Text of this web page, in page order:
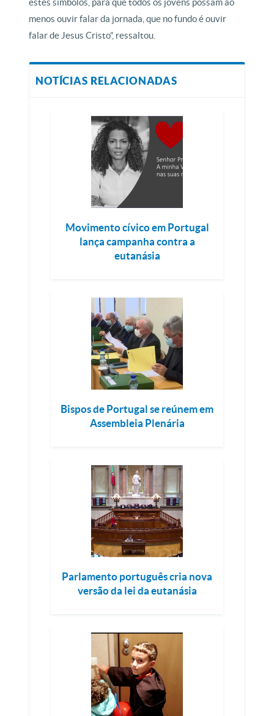
estes símbolos, para que todos os jovens possam ao
menos ouvir falar da jornada, que no fundo é ouvir
falar de Jesus Cristo”, ressaltou.
NOTÍCIAS RELACIONADAS
Movimento cívico em Portugal
lança campanha contra a
eutanásia
Bispos de Portugal se reúnem em
Assembleia Plenária
Parlamento português cria nova
versão da lei da eutanásia